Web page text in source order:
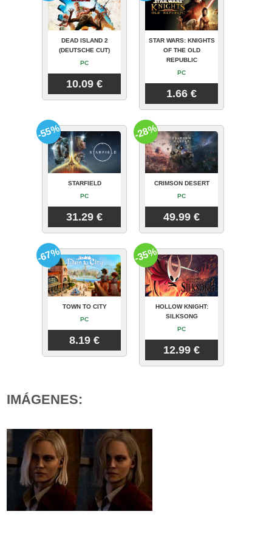
DEAD ISLAND 2
(DEUTSCHE CUT)
PC
10.09 €
STAR WARS: KNIGHTS
OF THE OLD
REPUBLIC
PC
1.66 €
STARFIELD
PC
31.29 €
-55%
CRIMSON DESERT
PC
49.99 €
-28%
TOWN TO CITY
PC
8.19 €
-67%
HOLLOW KNIGHT:
SILKSONG
PC
12.99 €
-35%
IMÁGENES: